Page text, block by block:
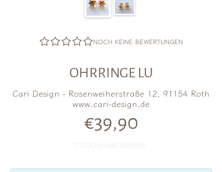
NOCH KEINE BEWERTUNGEN
OHRRINGE LU
Cari Design - Rosenweiherstraße 12, 91154 Roth
www.cari-design.de
Normalpreis
€39,90